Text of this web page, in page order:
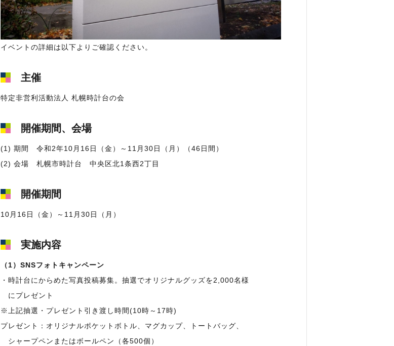
イベントの詳細は以下よりご確認ください。
主催
特定非営利活動法人 札幌時計台の会
開催期間、会場
(1) 期間 令和2年10月16日（金）～11月30日（月）（46日間）
(2) 会場 札幌市時計台 中央区北1条西2丁目
開催期間
10月16日（金）～11月30日（月）
実施内容
（1）SNSフォトキャンペーン
・時計台にからめた写真投稿募集。抽選でオリジナルグッズを2,000名様
にプレゼント
※上記抽選・プレゼント引き渡し時間(10時～17時)
プレゼント：オリジナルポケットボトル、マグカップ、トートバッグ、
シャープペンまたはボールペン（各500個）